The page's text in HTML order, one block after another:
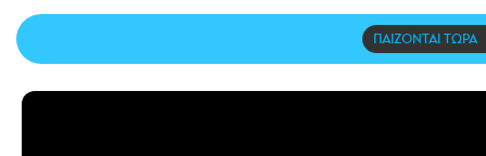
ΠΑΙΖΟΝΤΑΙ ΤΩΡΑ